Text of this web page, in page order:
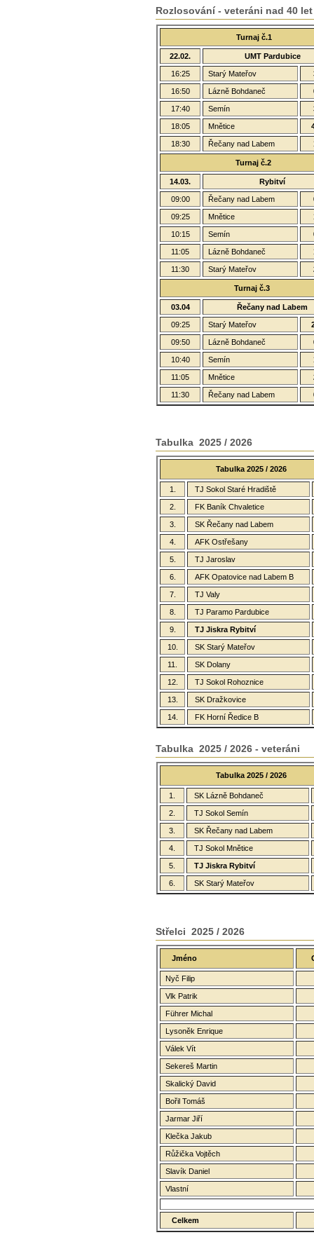
Rozlosování - veteráni nad 40 let
Turnaj č.1
22.02. UMT Pardubice
16:25 Starý Mateřov
16:50 Lázně Bohdaneč
17:40 Semín
18:05 Mnětice
18:30 Řečany nad Labem
Turnaj č.2
14.03. Rybitví
09:00 Řečany nad Labem
09:25 Mnětice
10:15 Semín
11:05 Lázně Bohdaneč
11:30 Starý Mateřov
Turnaj č.3
03.04 Řečany nad Labem
09:25 Starý Mateřov
09:50 Lázně Bohdaneč
10:40 Semín
11:05 Mnětice
11:30 Řečany nad Labem
Tabulka 2025 / 2026
Tabulka 2025 / 2026
1. TJ Sokol Staré Hradiště
2. FK Baník Chvaletice
3. SK Řečany nad Labem
4. AFK Ostřešany
5. TJ Jaroslav
6. AFK Opatovice nad Labem B
7. TJ Valy
8. TJ Paramo Pardubice
9. TJ Jiskra Rybitví
10. SK Starý Mateřov
11. SK Dolany
12. TJ Sokol Rohoznice
13. SK Dražkovice
14. FK Horní Ředice B
Tabulka 2025 / 2026 - veteráni
Tabulka 2025 / 2026
1. SK Lázně Bohdaneč
2. TJ Sokol Semín
3. SK Řečany nad Labem
4. TJ Sokol Mnětice
5. TJ Jiskra Rybitví
6. SK Starý Mateřov
Střelci 2025 / 2026
Jméno
Nyč Filip
Vlk Patrik
Führer Michal
Lysoněk Enrique
Válek Vít
Sekereš Martin
Skalický David
Bořil Tomáš
Jarmar Jiří
Klečka Jakub
Růžička Vojtěch
Slavík Daniel
Vlastní
Celkem